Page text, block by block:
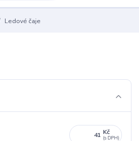
Ledové čaje
Kč